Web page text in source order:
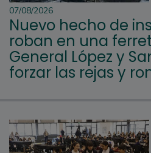
07/08/2026
Nuevo hecho de
roban en una
General López y
forzar las rejas y